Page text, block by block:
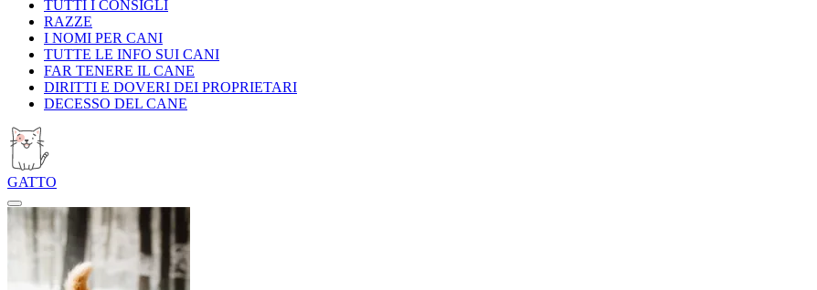
TUTTI I CONSIGLI
RAZZE
I NOMI PER CANI
TUTTE LE INFO SUI CANI
FAR TENERE IL CANE
DIRITTI E DOVERI DEI PROPRIETARI
DECESSO DEL CANE
GATTO